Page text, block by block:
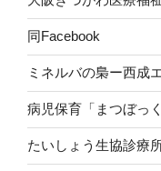
同Facebook
ミネルバの梟ー西成
病児保育「まつぼっく
たいしょう生協診療